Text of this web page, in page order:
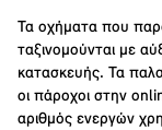
Τα οχήματα που
ταξινομούνται με
κατασκευής. Τα
οι πάροχοι στην
αριθμός ενεργών